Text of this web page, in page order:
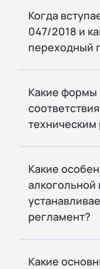
Когда
047/2018 и
переходный
Какие формы
Какие
алкогольной
регламент?
Какие